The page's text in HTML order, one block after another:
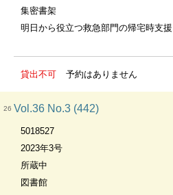
集密書架
明日から役立つ救急部門の帰宅時支援
貸出不可 予約はありません
26 Vol.36 No.3 (442)
5018527
2023年3号
所蔵中
図書館